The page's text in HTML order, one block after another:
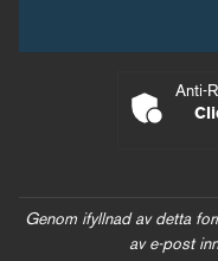
Anti-
Genom ifyllnad av detta
av e-post